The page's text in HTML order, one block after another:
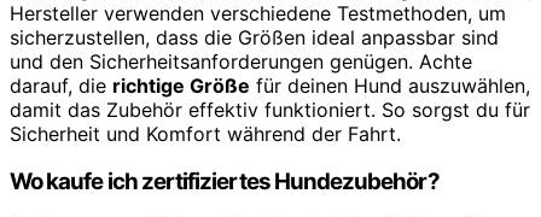
Hersteller verwenden verschiedene Testmethoden, um
sicherzustellen, dass die Größen ideal anpassbar sind
und den Sicherheitsanforderungen genügen. Achte
darauf, die richtige Größe für deinen Hund auszuwählen,
damit das Zubehör effektiv funktioniert. So sorgst du für
Sicherheit und Komfort während der Fahrt.
Wo kaufe ich zertifiziertes Hundezubehör?